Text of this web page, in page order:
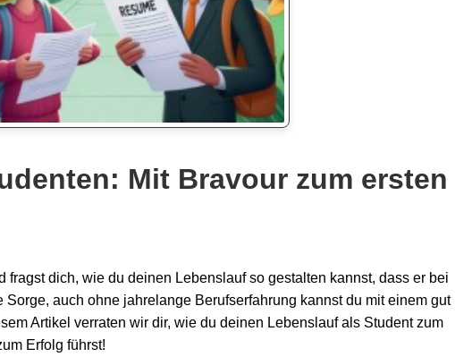
Mit Bravour zum ersten
fragst dich, wie du deinen Lebenslauf so gestalten kannst, dass er bei
auch ohne jahrelange Berufserfahrung kannst du mit einem gut
Artikel verraten wir dir, wie du deinen Lebenslauf als Student zum
Erfolg führst!